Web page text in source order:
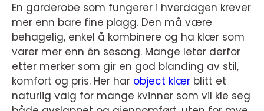
En garderobe som fungerer i hverdagen krever
mer enn bare fine plagg. Den må være
behagelig, enkel å kombinere og ha klær som
varer mer enn én sesong. Mange leter derfor
etter merker som gir en god blanding av stil,
komfort og pris. Her har object klær blitt et
naturlig valg for mange kvinner som vil kle seg